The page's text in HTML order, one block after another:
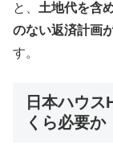
と、 土地代を含
のない返済計画
す。
日本ハウ
くら必要か